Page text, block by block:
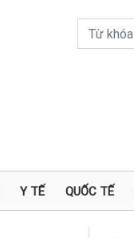
Y TẾ QUỐC TẾ